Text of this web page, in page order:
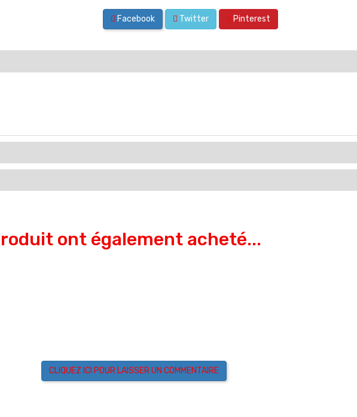
Facebook Twitter Pinterest
ont également acheté...
CLIQUEZ ICI POUR LAISSER UN COMMENTAIRE